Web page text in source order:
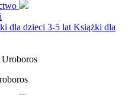
dla dzieci 3-5 lat Książki dla